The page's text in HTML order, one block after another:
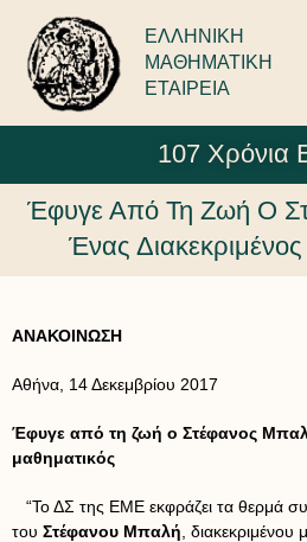
ΕΛΛΗΝΙΚΗ
ΜΑΘΗΜΑΤΙΚΗ
ΕΤΑΙΡΕΙΑ
107 Χρόνια
Έφυγε Από Τη Ζωή O
Ένας
ΑΝΑΚΟΙΝΩΣΗ
Αθήνα, 14 Δεκεμβρίου 2017
Έφυγε από τη ζωή o Στέφανος
μαθηματικός
“Το ΔΣ της ΕΜΕ εκφράζει τα θερμά
του Στέφανου Μπαλή ,